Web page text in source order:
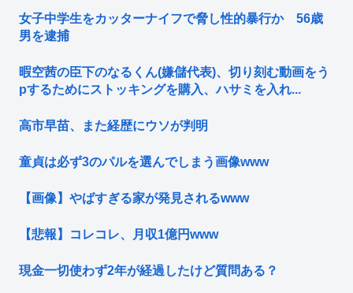
女子中学生をカッターナイフで脅し性的暴行か 56歳
男を逮捕
暇空茜の臣下のなるくん(嫌儲代表)、切り刻む動画をう
pするためにストッキングを購入、ハサミを入れ...
高市早苗、また経歴にウソが判明
童貞は必ず3のパルを選んでしまう画像www
【画像】やばすぎる家が発見されるwww
【悲報】コレコレ、月収1億円www
現金一切使わず2年が経過したけど質問ある？